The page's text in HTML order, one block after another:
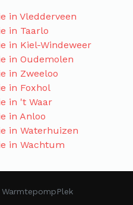
in Vledderveen
in Taarlo
in Kiel-Windeweer
in Oudemolen
in Zweeloo
in Foxhol
in 't Waar
in Anloo
in Waterhuizen
in Wachtum